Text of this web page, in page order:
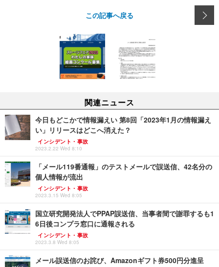
この記事へ戻る
関連ニュース
今日もどこかで情報漏えい 第8回「2023年1月の情報漏え
い」リリースはどこへ消えた？
インシデント・事故
2023.2.22 Wed 8:10
「メール119番通報」のテストメールで誤送信、42名分の
個人情報が流出
インシデント・事故
2023.3.15 Wed 8:05
国立研究開発法人でPPAP誤送信、当事者間で謝罪するも1
6日後コンプラ窓口に通報される
インシデント・事故
2023.3.8 Wed 8:05
メール誤送信のお詫び、Amazonギフト券500円分進呈